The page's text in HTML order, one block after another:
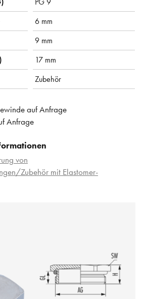
6 mm
9 mm
17 mm
Zubehör
auf Anfrage
Anfrage
von
Zubehör mit Elastomer-